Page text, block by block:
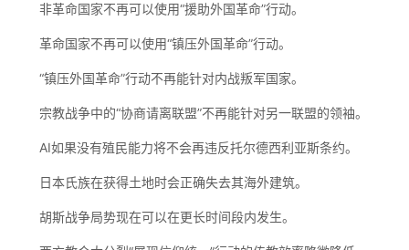
非革命国家不再可以使用“援助外国革命”行动。
革命国家不再可以使用“镇压外国革命”行动。
“镇压外国革命”行动不再能针对内战叛军国家。
宗教战争中的“协商请离联盟”不再能针对另一联盟的领袖。
AI如果没有殖民能力将不会再违反托尔德西利亚斯条约。
日本氏族在获得土地时会正确失去其海外建筑。
胡斯战争局势现在可以在更长时间段内发生。